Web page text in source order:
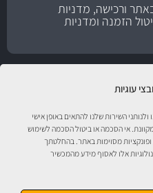
עוגיות
ולנותני השירות שלנו להתאים באופן אישי
אי הסכמה או ביטול הסכמה לשימוש
ופונקציות מסוימות באתר. בהחלטתך
אלו לאסוף מידע מהמכשיר
ורכישה, מדניות
הזמנה ומדניות